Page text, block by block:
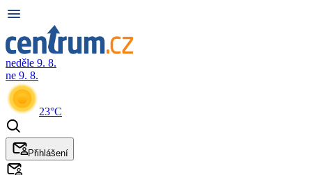
neděle 9. 8.
ne 9. 8.
23°C
Přihlášení